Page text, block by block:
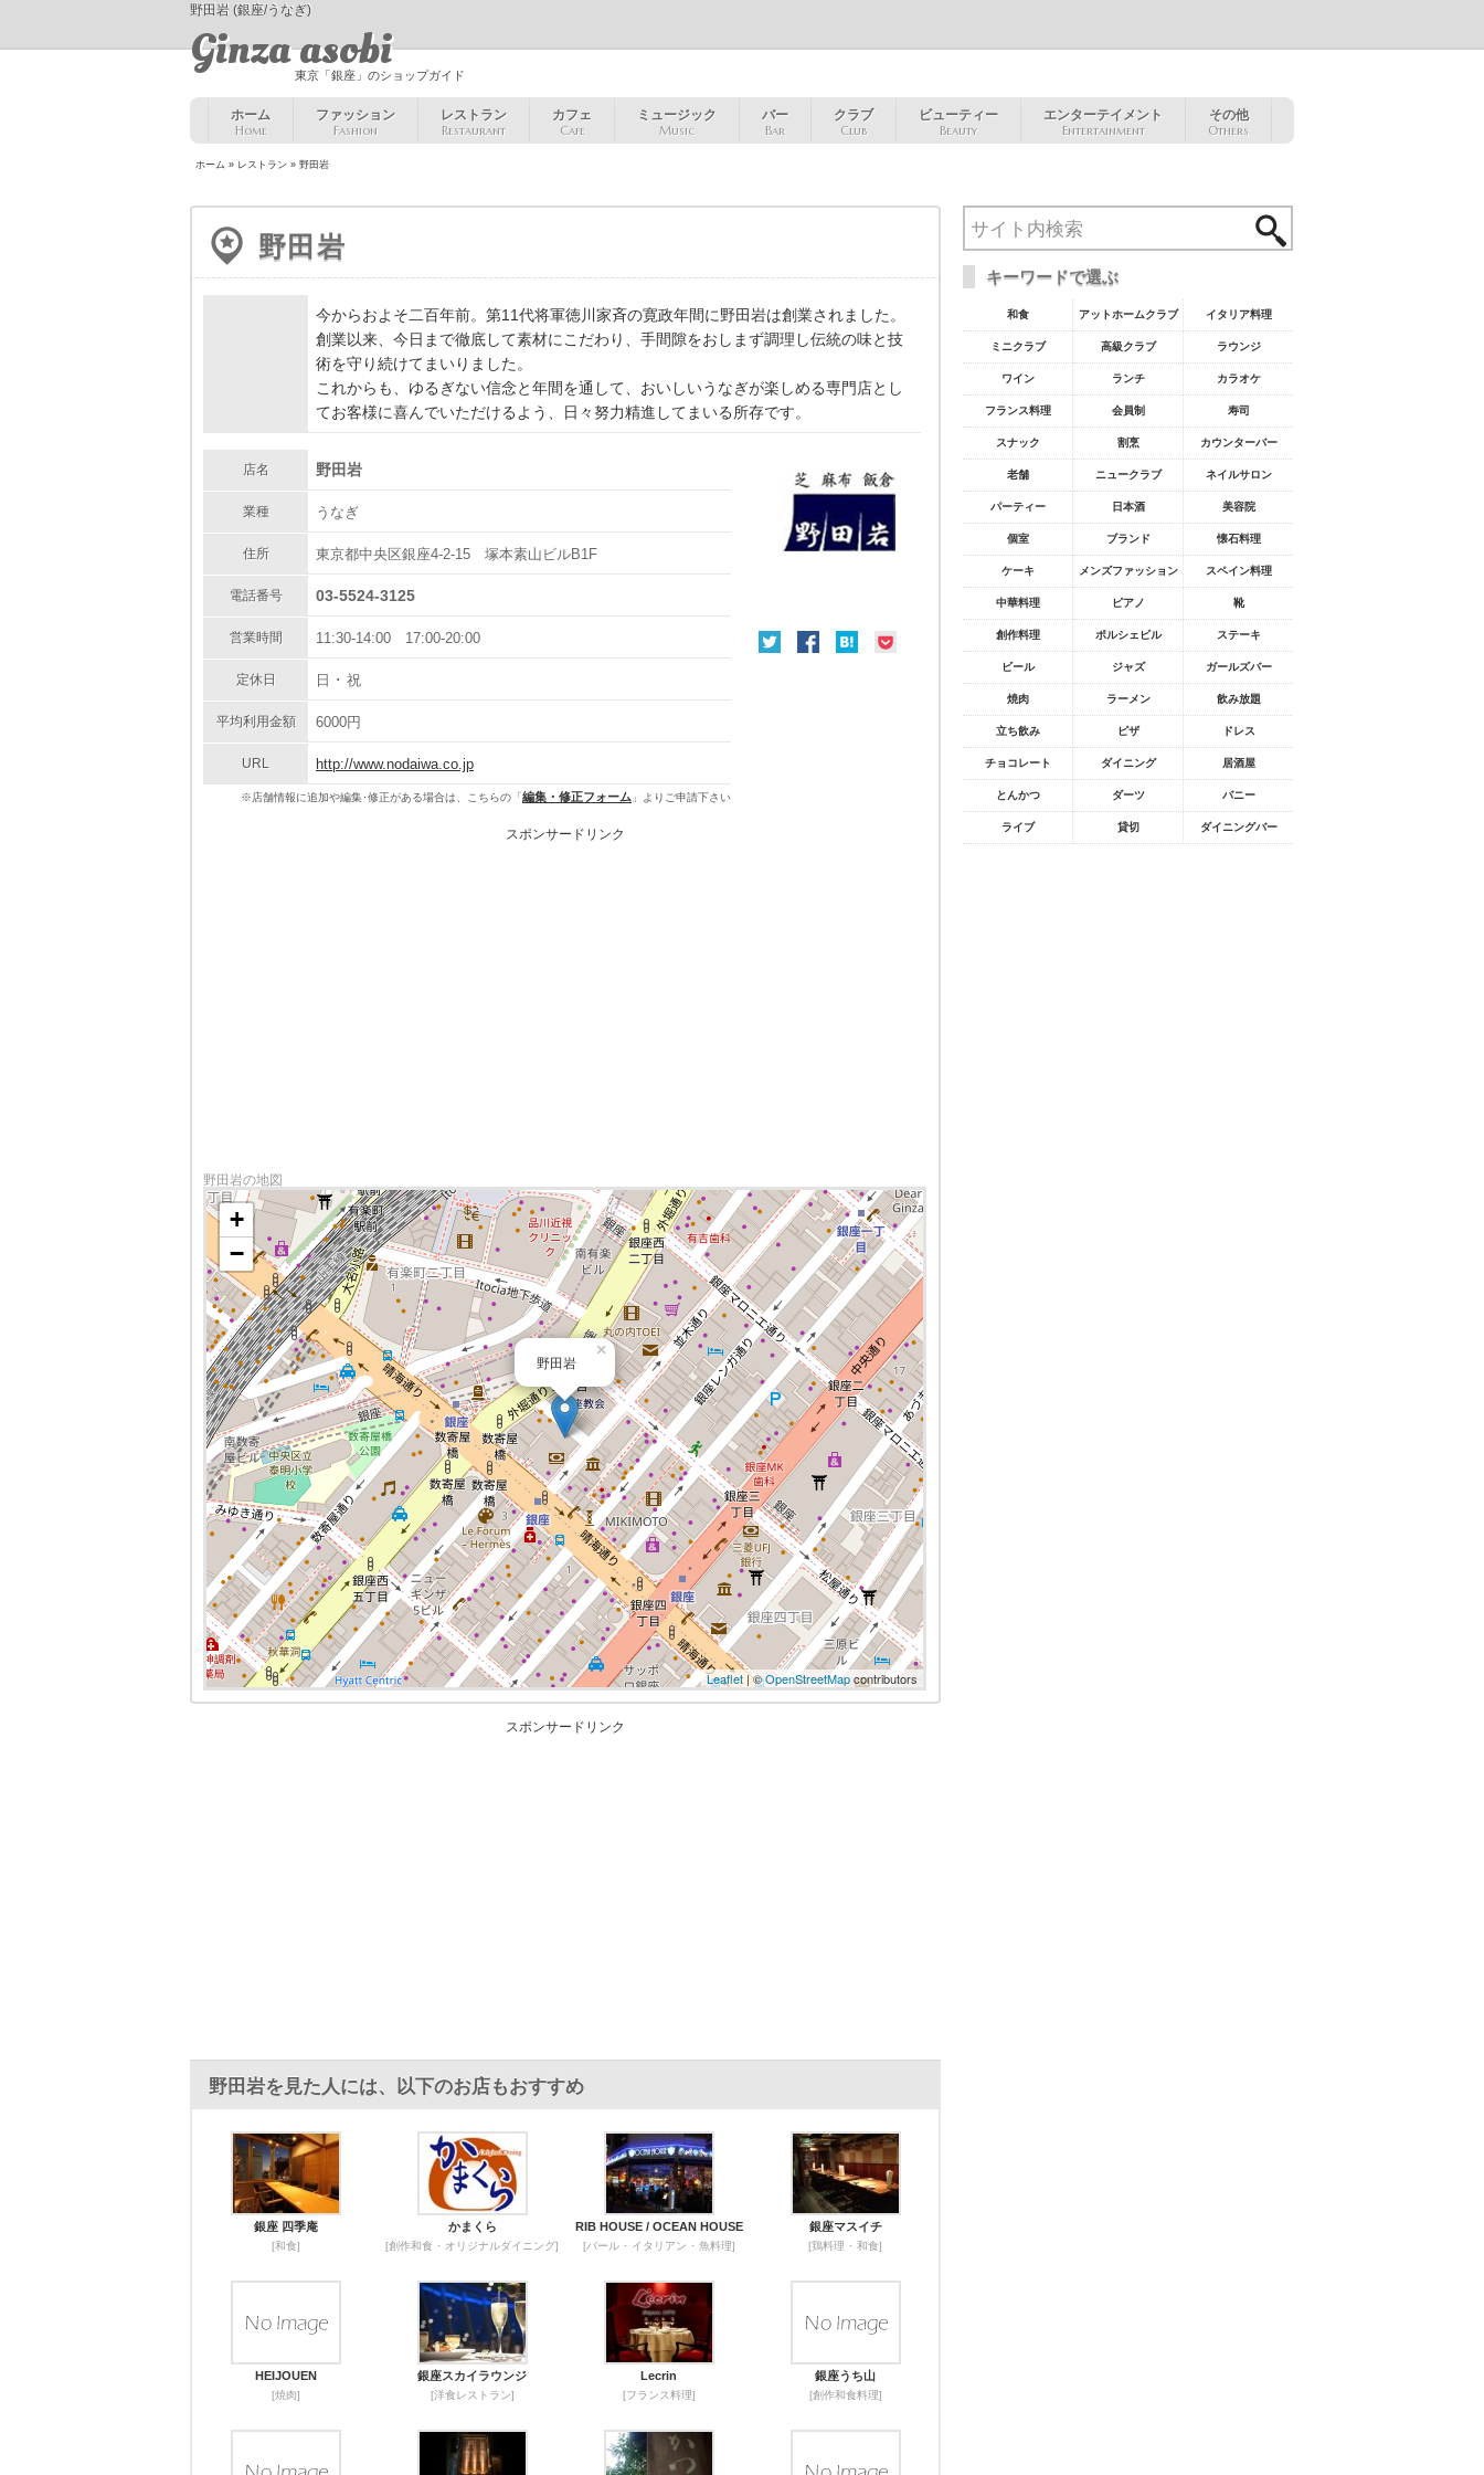
野田岩 (銀座/うなぎ)
東京「銀座」のショップガイド
Ginza asobi
ホーム
Home
ファッション
Fashion
レストラン
Restaurant
カフェ
Cafe
ミュージック
Music
バー
Bar
クラブ
Club
ビューティー
Beauty
エンターテイメント
Entertainment
その他
Others
ホーム » レストラン » 野田岩
野田岩
PR
今からおよそ二百年前。第11代将軍徳川家斉の寛政年間に野田岩は創業されました。
創業以来、今日まで徹底して素材にこだわり、手間隙をおしまず調理し伝統の味と技
術を守り続けてまいりました。
これからも、ゆるぎない信念と年間を通して、おいしいうなぎが楽しめる専門店とし
てお客様に喜んでいただけるよう、日々努力精進してまいる所存です。
店名 野田岩
業種 うなぎ
住所 東京都中央区銀座4-2-15 塚本素山ビルB1F
電話番号 03-5524-3125
営業時間 11:30-14:00 17:00-20:00
定休日 日 ･ 祝
平均利用金額 6000円
URL http://www.nodaiwa.co.jp
※店舗情報に追加や編集･修正がある場合は、こちらの「編集・修正フォーム 」よりご申請下さい
スポンサードリンク
野田岩の地図
野田岩
×
+
−
Leaflet| ©OpenStreetMapcontributors
スポンサードリンク
野田岩を見た人には、以下のお店もおすすめ
銀座 四季庵
[和食]
かまくら
[創作和食 ･ オリジナルダイニング]
RIB HOUSE / OCEAN HOUSE
[バール ･ イタリアン ･ 魚料理]
銀座マスイチ
[鶏料理 ･ 和食]
HEIJOUEN
[焼肉]
銀座スカイラウンジ
[洋食レストラン]
Lecrin
[フランス料理]
銀座うち山
[創作和食料理]
キーワードで選ぶ
和食 アットホームクラブ イタリア料理
ミニクラブ 高級クラブ ラウンジ
ワイン ランチ カラオケ
フランス料理 会員制 寿司
スナック 割烹 カウンターバー
老舗 ニュークラブ ネイルサロン
パーティー 日本酒 美容院
個室 ブランド 懐石料理
ケーキ メンズファッション スペイン料理
中華料理 ピアノ 靴
創作料理 ポルシェビル ステーキ
ビール ジャズ ガールズバー
焼肉 ラーメン 飲み放題
立ち飲み ピザ ドレス
チョコレート ダイニング 居酒屋
とんかつ ダーツ バニー
ライブ 貸切 ダイニングバー